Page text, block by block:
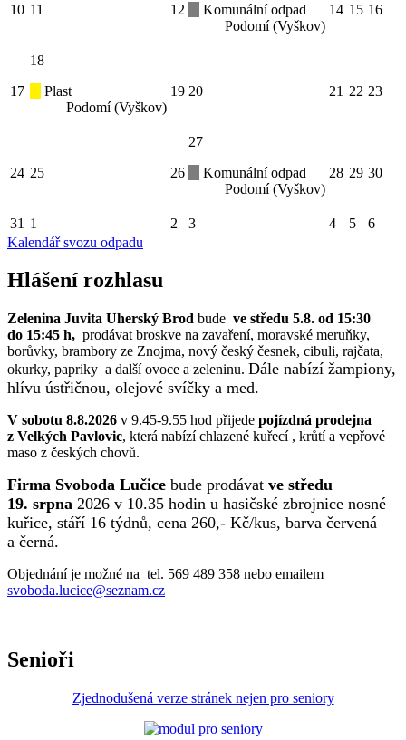
10 11 12
Komunální odpad
Podomí (Vyškov)
14 15 16
17
18
Plast
Podomí (Vyškov)
19 20 21 22 23
24 25 26
27
Komunální odpad
Podomí (Vyškov)
28 29 30
31 1 2 3 4 5
6
Kalendář svozu odpadu
Hlášení rozhlasu
Zelenina Juvita Uherský Brod bude ve středu 5.8. od 15:30
do 15:45 h, prodávat broskve na zavaření, moravské meruňky,
borůvky, brambory ze Znojma, nový český česnek, cibuli, rajčata,
okurky, papriky a další ovoce a zeleninu. Dále nabízí žampiony,
hlívu ústřičnou, olejové svíčky a med.
V sobotu 8.8.2026 v 9.45-9.55 hod přijede pojízdná prodejna
z Velkých Pavlovic, která nabízí chlazené kuřecí , krůtí a vepřové
maso z českých chovů.
Firma Svoboda Lučice bude prodávat ve středu
19. srpna 2026 v 10.35 hodin u hasičské zbrojnice nosné
kuřice, stáří 16 týdnů, cena 260,- Kč/kus, barva červená
a černá.
Objednání je možné na tel. 569 489 358 nebo emailem
svoboda.lucice@seznam.cz
Senioři
Zjednodušená verze stránek nejen pro seniory